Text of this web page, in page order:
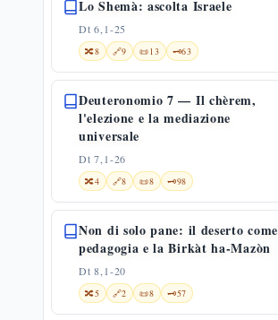
Lo Shemà: ascolta Israele
Dt 6,1-25
🔀8 🔗9 📜13 🗝️63
Deuteronomio 7 — Il chèrem,
l'elezione e la mediazione
universale
Dt 7,1-26
🔀4 🔗8 📜8 🗝️98
Non di solo pane: il deserto come
pedagogia e la Birkàt ha-Mazòn
Dt 8,1-20
🔀5 🔗2 📜8 🗝️57